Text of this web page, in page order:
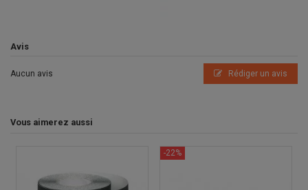
Avis
Aucun avis Rédiger un avis
Vous aimerez aussi
-22%